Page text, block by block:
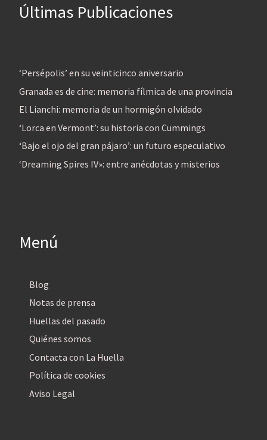
Últimas Publicaciones
‘Persépolis’ en su veinticinco aniversario
Granada es de cine: memoria fílmica de una provincia
El Lianchi: memoria de un hormigón olvidado
‘Lorca en Vermont’: su historia con Cummings
‘Bajo el ojo del gran pájaro’: un futuro especulativo
‘Dreaming Spires IV»: entre anécdotas y misterios
Menú
Blog
Notas de prensa
Huellas del pasado
Quiénes somos
Contacta con La Huella
Política de cookies
Aviso Legal